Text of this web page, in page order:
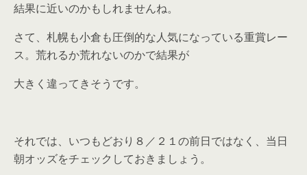
結果に近いのかもしれませんね。
さて、札幌も小倉も圧倒的な人気になっている重賞レー
ス。荒れるか荒れないのかで結果が
大きく違ってきそうです。
それでは、いつもどおり８／２１の前日ではなく、当日
朝オッズをチェックしておきましょう。